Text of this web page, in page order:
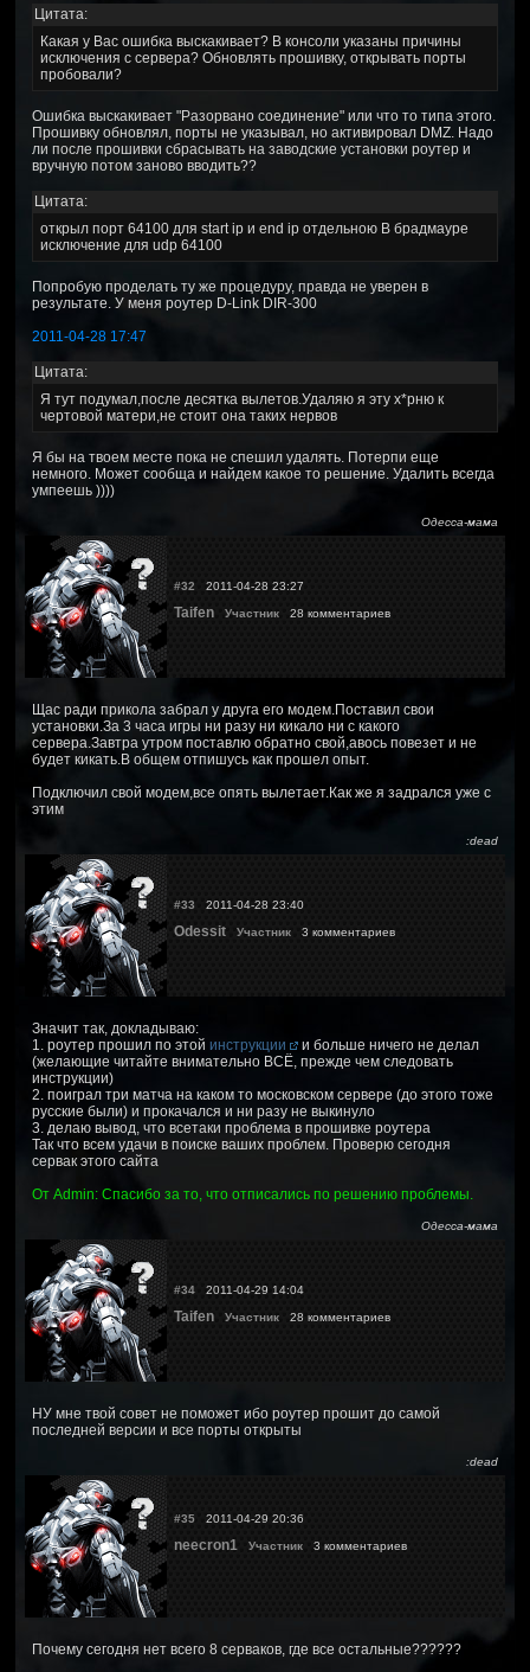
Цитата:
Какая у Вас ошибка выскакивает? В консоли указаны причины
исключения с сервера? Обновлять прошивку, открывать порты
пробовали?
Ошибка выскакивает "Разорвано соединение" или что то типа этого.
Прошивку обновлял, порты не указывал, но активировал DMZ. Надо
ли после прошивки сбрасывать на заводские установки роутер и
вручную потом заново вводить??
Цитата:
открыл порт 64100 для start ip и end ip отдельною В брадмауре
исключение для udp 64100
Попробую проделать ту же процедуру, правда не уверен в
результате. У меня роутер D-Link DIR-300
2011-04-28 17:47
Цитата:
Я тут подумал,после десятка вылетов.Удаляю я эту х*рню к
чертовой матери,не стоит она таких нервов
Я бы на твоем месте пока не спешил удалять. Потерпи еще
немного. Может сообща и найдем какое то решение. Удалить всегда
умпеешь ))))
Одесса-мама
#32 2011-04-28 23:27
Taifen Участник 28 комментариев
Щас ради прикола забрал у друга его модем.Поставил свои
установки.За 3 часа игры ни разу ни кикало ни с какого
сервера.Завтра утром поставлю обратно свой,авось повезет и не
будет кикать.В общем отпишусь как прошел опыт.
Подключил свой модем,все опять вылетает.Как же я задрался уже с
этим
:dead
#33 2011-04-28 23:40
Odessit Участник 3 комментариев
Значит так, докладываю:
1. роутер прошил по этой инструкции
и больше ничего не делал
(желающие читайте внимательно ВСЁ, прежде чем следовать
инструкции)
2. поиграл три матча на каком то московском сервере (до этого тоже
русские были) и прокачался и ни разу не выкинуло
3. делаю вывод, что всетаки проблема в прошивке роутера
Так что всем удачи в поиске ваших проблем. Проверю сегодня
сервак этого сайта
От Admin: Спасибо за то, что отписались по решению проблемы.
Одесса-мама
#34 2011-04-29 14:04
Taifen Участник 28 комментариев
НУ мне твой совет не поможет ибо роутер прошит до самой
последней версии и все порты открыты
:dead
#35 2011-04-29 20:36
neecron1 Участник 3 комментариев
Почему сегодня нет всего 8 серваков, где все остальные??????